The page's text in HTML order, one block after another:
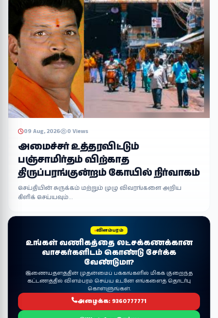
09 Aug, 2026 0 Views
அமைச்சர் உத்தரவிட்டும்
பஞ்சாமிர்தம் விற்காத
திருப்பரங்குன்றம் கோயில் நிர்வாகம்
செய்தியின் சுருக்கம் மற்றும் முழு விவரங்களை அறிய
கிளிக் செய்யவும்...
விளம்பரம்
உங்கள் வணிகத்தை லட்சக்கணக்கான
வாசகர்களிடம் கொண்டு சேர்க்க
வேண்டுமா?
இணையதளத்தின் முதன்மைப் பக்கங்களில் மிகக் குறைந்த
கட்டணத்தில் விளம்பரம் செய்ய உடனே எங்களைத் தொடர்பு
கொள்ளுங்கள்.
அழைக்க: 9360777771